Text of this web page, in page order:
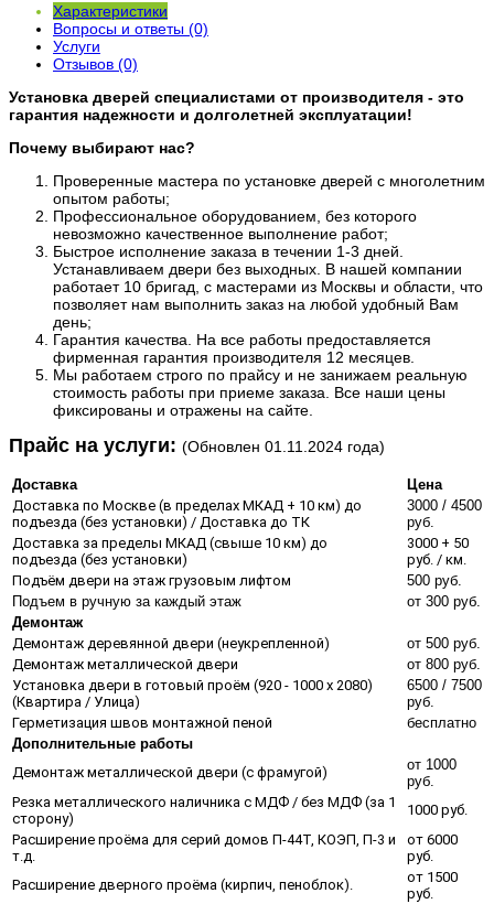
Характеристики
Вопросы и ответы (0)
Услуги
Отзывов (0)
Установка дверей специалистами от производителя - это
гарантия надежности и долголетней эксплуатации!
Почему выбирают нас?
Проверенные мастера по установке дверей с многолетним
опытом работы;
Профессиональное оборудованием, без которого
невозможно качественное выполнение работ;
Быстрое исполнение заказа в течении 1-3 дней.
Устанавливаем двери без выходных. В нашей компании
работает 10 бригад, с мастерами из Москвы и области, что
позволяет нам выполнить заказ на любой удобный Вам
день;
Гарантия качества. На все работы предоставляется
фирменная гарантия производителя 12 месяцев.
Мы работаем строго по прайсу и не занижаем реальную
стоимость работы при приеме заказа. Все наши цены
фиксированы и отражены на сайте.
​Прайс на услуги: (Обновлен 01.11.2024 года)
Доставка
Цена
Доставка по Москве (в пределах МКАД + 10 км) до
подъезда (без установки) / Доставка до ТК
3000 / 4500
руб.
Доставка за пределы МКАД (свыше 10 км) до
подъезда (без установки)
3000 + 50
руб. / км.
Подъём двери на этаж грузовым лифтом
500 руб.
Подъем в ручную за каждый этаж
от 300 руб.
Демонтаж
Демонтаж деревянной двери (неукрепленной)
от 500 руб.
Демонтаж металлической двери
от 800 руб.
Установка двери в готовый проём (920 - 1000 х 2080)
(Квартира / Улица)
6500 / 7500
руб.
Герметизация швов монтажной пеной
бесплатно
Дополнительные работы
Демонтаж металлической двери (с фрамугой)
от 1000
руб.
Резка металлического наличника с МДФ / без МДФ (за 1
сторону)
1000 руб.
Расширение проёма для серий домов П-44Т, КОЭП, П-3 и
т.д.
от 6000
руб.
Расширение дверного проёма (кирпич, пеноблок).
от 1500
руб.